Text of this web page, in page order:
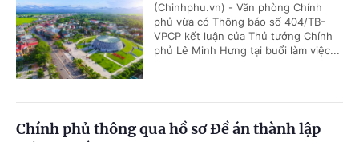
(Chinhphu.vn) - Văn phòng Chính
phủ vừa có Thông báo số 404/TB-
VPCP kết luận của Thủ tướng Chính
phủ Lê Minh Hưng tại buổi làm việc...
Chính phủ thông qua hồ sơ Đề án thành lập